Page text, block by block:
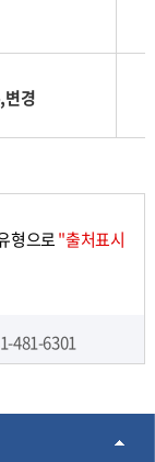
변경
형으로"출처표시
481-6301